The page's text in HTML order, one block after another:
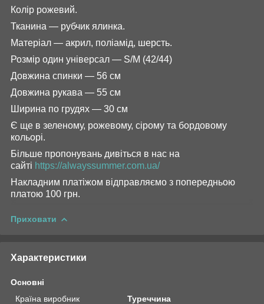
Колір рожевий.
Тканина — рубчик ялинка.
Матеріал — акрил, поліамід, шерсть.
Розмір один універсал — S/M (42/44)
Довжина спинки — 56 см
Довжина рукава — 55 см
Ширина по грудях — 30 см
Є ще в зеленому, рожевому, сірому та бордовому
кольорі.
Більше пропонувань дивіться в нас на
сайті https://alwayssummer.com.ua/
Накладним платіжом відправляємо з попередньою
платою 100 грн.
Приховати
Характеристики
Основні
Країна виробник
Туреччина